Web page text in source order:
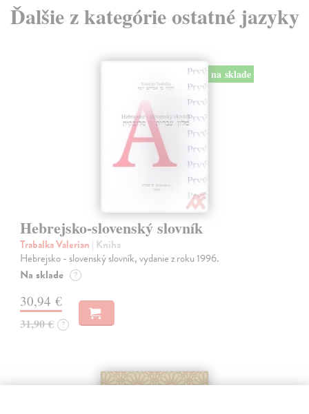
Ďalšie z kategórie ostatné jazyky
na sklade
Hebrejsko-slovenský slovník
Trabalka Valerian | Kniha
Hebrejsko - slovenský slovník, vydanie z roku 1996.
Na sklade ?
30,94 €
31,90 € ?